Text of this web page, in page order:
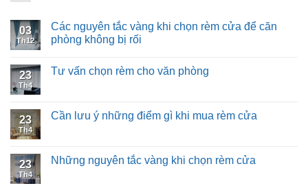
03
Th12
Các nguyên tắc vàng khi chọn rèm cửa để căn
phòng không bị rối
23
Th4
Tư vấn chọn rèm cho văn phòng
23
Th4
Cần lưu ý những điểm gì khi mua rèm cửa
23
Th4
Những nguyên tắc vàng khi chọn rèm cửa